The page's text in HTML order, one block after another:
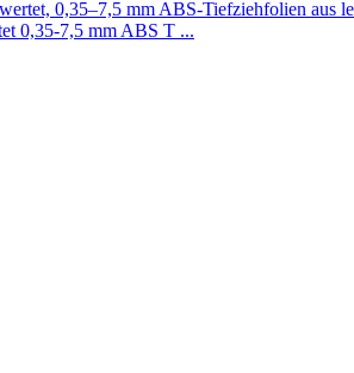
0,35-7,5 mm ABS T ...